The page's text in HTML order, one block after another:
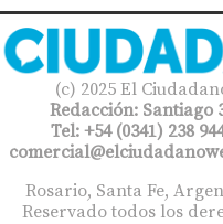
(c) 2025 El
Redacción: Santiago
Tel: +54 (0341) 238
Rosario, Santa Fe,
Reservado todos los